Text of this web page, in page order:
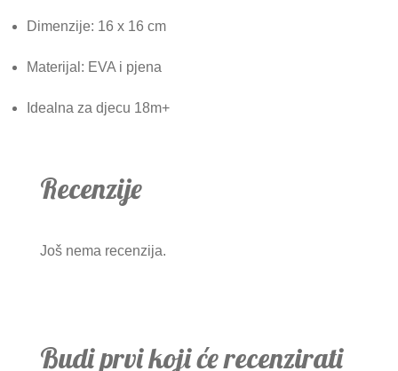
Dimenzije: 16 x 16 cm
Materijal: EVA i pjena
Idealna za djecu 18m+
Recenzije
Još nema recenzija.
Budi prvi koji će recenzirati